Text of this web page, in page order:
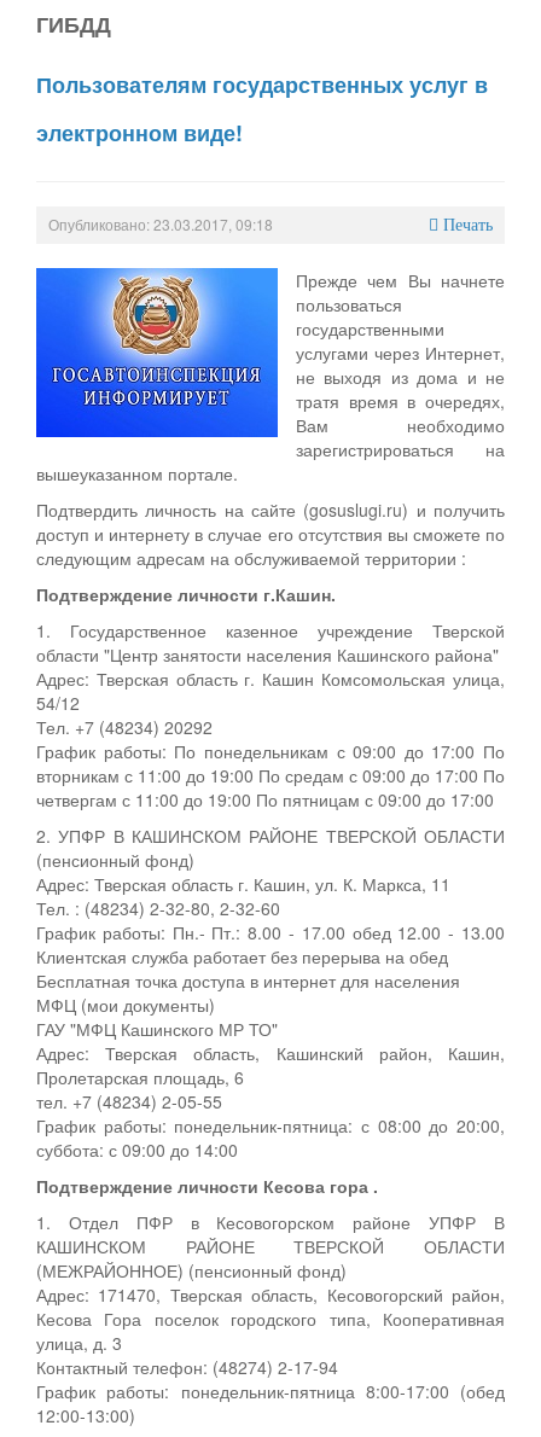
ГИБДД
Пользователям государственных услуг в
электронном виде!
Опубликовано: 23.03.2017, 09:18 Печать
Прежде чем Вы начнете
пользоваться
государственными
услугами через Интернет,
не выходя из дома и не
тратя время в очередях,
Вам необходимо
зарегистрироваться на
вышеуказанном портале.
Подтвердить личность на сайте (gosuslugi.ru) и получить
доступ и интернету в случае его отсутствия вы сможете по
следующим адресам на обслуживаемой территории :
Подтверждение личности г.Кашин.
1. Государственное казенное учреждение Тверской
области "Центр занятости населения Кашинского района"
Адрес: Тверская область г. Кашин Комсомольская улица,
54/12
Тел. +7 (48234) 20292
График работы: По понедельникам с 09:00 до 17:00 По
вторникам с 11:00 до 19:00 По средам с 09:00 до 17:00 По
четвергам с 11:00 до 19:00 По пятницам с 09:00 до 17:00
2. УПФР В КАШИНСКОМ РАЙОНЕ ТВЕРСКОЙ ОБЛАСТИ
(пенсионный фонд)
Адрес: Тверская область г. Кашин, ул. К. Маркса, 11
Тел. : (48234) 2-32-80, 2-32-60
График работы: Пн.- Пт.: 8.00 - 17.00 обед 12.00 - 13.00
Клиентская служба работает без перерыва на обед
Бесплатная точка доступа в интернет для населения
МФЦ (мои документы)
ГАУ "МФЦ Кашинского МР ТО"
Адрес: Тверская область, Кашинский район, Кашин,
Пролетарская площадь, 6
тел. +7 (48234) 2-05-55
График работы: понедельник-пятница: с 08:00 до 20:00,
суббота: с 09:00 до 14:00
Подтверждение личности Кесова гора .
1. Отдел ПФР в Кесовогорском районе УПФР В
КАШИНСКОМ РАЙОНЕ ТВЕРСКОЙ ОБЛАСТИ
(МЕЖРАЙОННОЕ) (пенсионный фонд)
Адрес: 171470, Тверская область, Кесовогорский район,
Кесова Гора поселок городского типа, Кооперативная
улица, д. 3
Контактный телефон: (48274) 2-17-94
График работы: понедельник-пятница 8:00-17:00 (обед
12:00-13:00)